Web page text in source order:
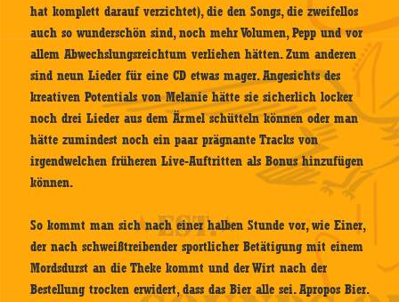
hat komplett darauf verzichtet), die den Songs, die zweifellos
auch so wunderschön sind, noch mehr Volumen, Pepp und vor
allem Abwechslungsreichtum verliehen hätten. Zum anderen
sind neun Lieder für eine CD etwas mager. Angesichts des
kreativen Potentials von Melanie hätte sie sicherlich locker
noch drei Lieder aus dem Ärmel schütteln können oder man
hätte zumindest noch ein paar prägnante Tracks von
irgendwelchen früheren Live-Auftritten als Bonus hinzufügen
können.
So kommt man sich nach einer halben Stunde vor, wie Einer,
der nach schweißtreibender sportlicher Betätigung mit einem
Mordsdurst an die Theke kommt und der Wirt nach der
Bestellung trocken erwidert, dass das Bier alle sei. Apropos Bier.